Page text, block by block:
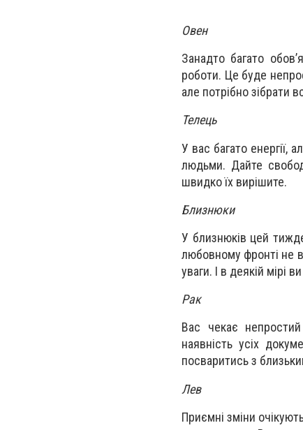
Овен
Занадто багато
роботи. Це буде
але потрібно зібрати
Телець
У вас багато енергії,
людьми. Дайте
швидко їх вирішите.
Близнюки
У близнюків цей
любовному фронті не
уваги. І в деякій мірі
Рак
Вас чекає
наявність усіх
посваритись з
Лев
Приємні зміни